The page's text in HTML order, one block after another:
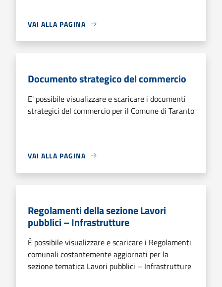
VAI ALLA PAGINA
Documento strategico del commercio
E' possibile visualizzare e scaricare i documenti
strategici del commercio per il Comune di Taranto
VAI ALLA PAGINA
Regolamenti della sezione Lavori
pubblici – Infrastrutture
È possibile visualizzare e scaricare i Regolamenti
comunali costantemente aggiornati per la
sezione tematica Lavori pubblici – Infrastrutture